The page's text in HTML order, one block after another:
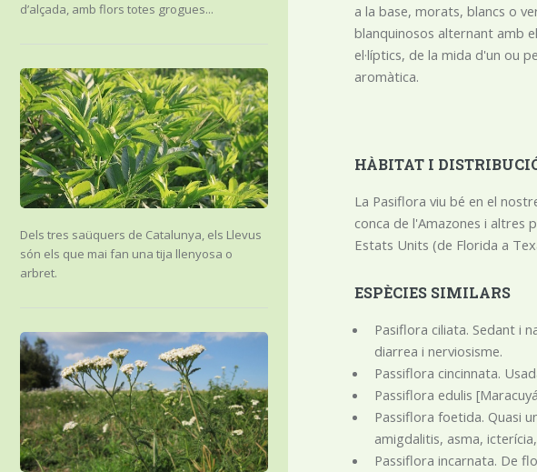
a la base, morats, blancs o
blanquinosos alternant amb
el·líptics, de la mida d'un ou
aromàtica.
HÀBITAT I
La Pasiflora viu bé en el
conca de l'Amazones i altres
Estats Units (de Florida a
ESPÈCIES SIMILARS
Pasiflora ciliata. Sedant i
diarrea i nerviosisme.
Passiflora cincinnata.
Passiflora edulis
Passiflora foetida. Quasi
amigdalitis, asma,
Passiflora incarnata. De
d’alçada, amb flors totes grogues...
Dels tres saüquers de Catalunya, els Llevus
són els que mai fan una tija llenyosa o
arbret.